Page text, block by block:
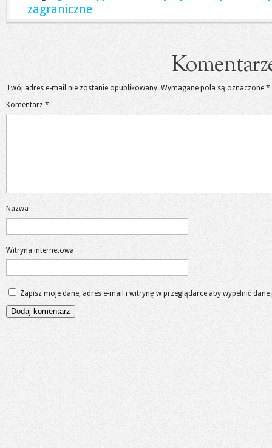
zagraniczne
Twój adres e-mail nie zostanie opublikowany. Wymagane pola są oznaczone *
Komentarz *
Nazwa
Witryna internetowa
Zapisz moje dane, adres e-mail i witrynę w przeglądarce aby wypełnić